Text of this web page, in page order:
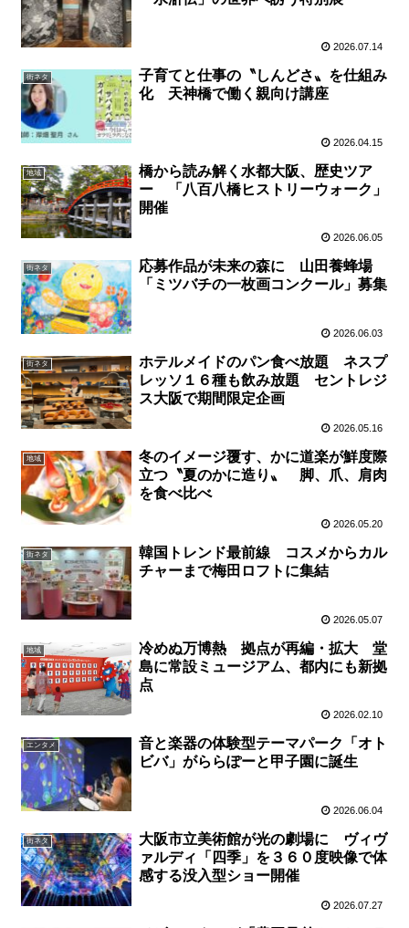
2026.07.14
街ネタ
子育てと仕事の〝しんどさ〟を仕組み
化 天神橋で働く親向け講座
2026.04.15
地域
橋から読み解く水都大阪、歴史ツア
ー 「八百八橋ヒストリーウォーク」
開催
2026.06.05
街ネタ
応募作品が未来の森に 山田養蜂場
「ミツバチの一枚画コンクール」募集
2026.06.03
街ネタ
ホテルメイドのパン食べ放題 ネスプ
レッソ１６種も飲み放題 セントレジ
ス大阪で期間限定企画
2026.05.16
地域
冬のイメージ覆す、かに道楽が鮮度際
立つ〝夏のかに造り〟 脚、爪、肩肉
を食べ比べ
2026.05.20
街ネタ
韓国トレンド最前線 コスメからカル
チャーまで梅田ロフトに集結
2026.05.07
地域
冷めぬ万博熱 拠点が再編・拡大 堂
島に常設ミュージアム、都内にも新拠
点
2026.02.10
エンタメ
音と楽器の体験型テーマパーク「オト
ビバ」がららぽーと甲子園に誕生
2026.06.04
街ネタ
大阪市立美術館が光の劇場に ヴィヴ
ァルディ「四季」を３６０度映像で体
感する没入型ショー開催
2026.07.27